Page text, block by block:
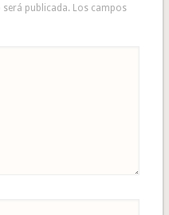
publicada. Los campos